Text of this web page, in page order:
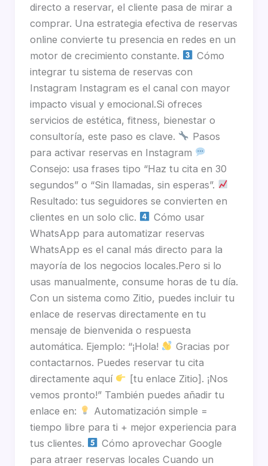
directo a reservar, el cliente pasa de mirar a
comprar. Una estrategia efectiva de reservas
online convierte tu presencia en redes en un
motor de crecimiento constante.
Cómo
integrar tu sistema de reservas con
Instagram Instagram es el canal con mayor
impacto visual y emocional.Si ofreces
servicios de estética, fitness, bienestar o
consultoría, este paso es clave.
Pasos
para activar reservas en Instagram
Consejo: usa frases tipo “Haz tu cita en 30
segundos” o “Sin llamadas, sin esperas”.
Resultado: tus seguidores se convierten en
clientes en un solo clic.
Cómo usar
WhatsApp para automatizar reservas
WhatsApp es el canal más directo para la
mayoría de los negocios locales.Pero si lo
usas manualmente, consume horas de tu día.
Con un sistema como Zitio, puedes incluir tu
enlace de reservas directamente en tu
mensaje de bienvenida o respuesta
automática. Ejemplo: “¡Hola!
Gracias por
contactarnos. Puedes reservar tu cita
directamente aquí
[tu enlace Zitio]. ¡Nos
vemos pronto!” También puedes añadir tu
enlace en:
Automatización simple =
tiempo libre para ti + mejor experiencia para
tus clientes.
Cómo aprovechar Google
para atraer reservas locales Cuando un